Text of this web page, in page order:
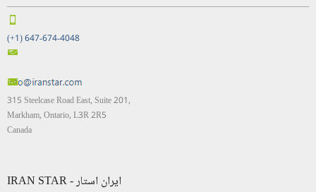
(+1) 647-674-4048
315 Steelcase Road East, Suite 201,
Markham, Ontario, L3R 2R5
Canada
IRAN STAR - ایران استار